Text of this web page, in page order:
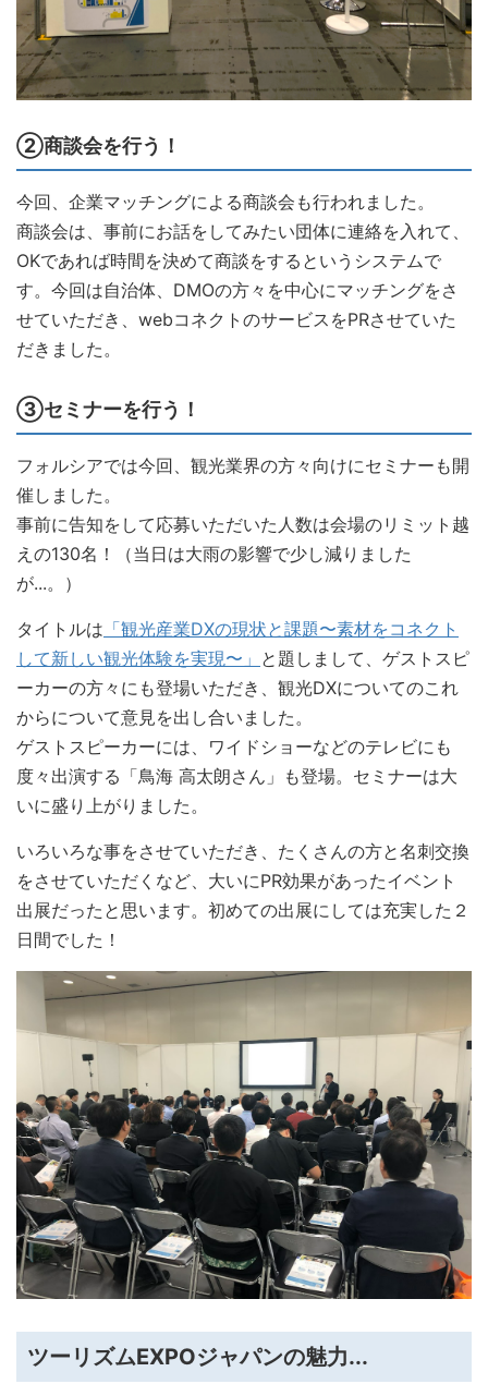
②商談会を行う！
今回、企業マッチングによる商談会も行われました。
商談会は、事前にお話をしてみたい団体に連絡を入れて、
OKであれば時間を決めて商談をするというシステムで
す。今回は自治体、DMOの方々を中心にマッチングをさ
せていただき、webコネクトのサービスをPRさせていた
だきました。
③セミナーを行う！
フォルシアでは今回、観光業界の方々向けにセミナーも開
催しました。
事前に告知をして応募いただいた人数は会場のリミット越
えの130名！（当日は大雨の影響で少し減りました
が...。）
タイトルは 「観光産業DXの現状と課題〜素材をコネクト
して新しい観光体験を実現〜」 と題しまして、ゲストスピ
ーカーの方々にも登場いただき、観光DXについてのこれ
からについて意見を出し合いました。
ゲストスピーカーには、ワイドショーなどのテレビにも
度々出演する「鳥海 高太朗さん」も登場。セミナーは大
いに盛り上がりました。
いろいろな事をさせていただき、たくさんの方と名刺交換
をさせていただくなど、大いにPR効果があったイベント
出展だったと思います。初めての出展にしては充実した２
日間でした！
ツーリズムEXPOジャパンの魅力...